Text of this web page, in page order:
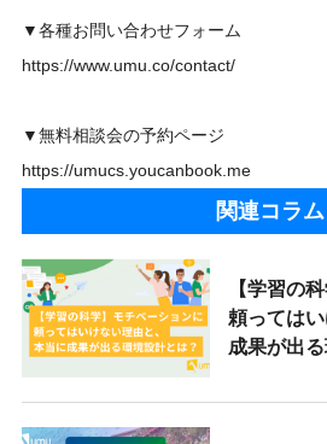
▼各種お問い合わせフォーム
https://www.umu.co/contact/
▼無料相談会の予約ページ
https://umucs.youcanbook.me
関連コラム
【学習の
頼っては
成果が出